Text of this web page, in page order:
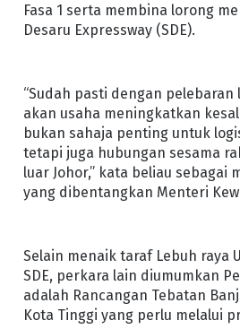
Fasa 1 serta membina lorong
Desaru Expressway (SDE).
“Sudah pasti dengan pelebaran
akan usaha meningkatkan
bukan sahaja penting untuk
tetapi juga hubungan sesama
luar Johor,” kata beliau sebagai
yang dibentangkan Menteri
Selain menaik taraf Lebuh raya
SDE, perkara lain diumumkan
adalah Rancangan Tebatan
Kota Tinggi yang perlu melalui